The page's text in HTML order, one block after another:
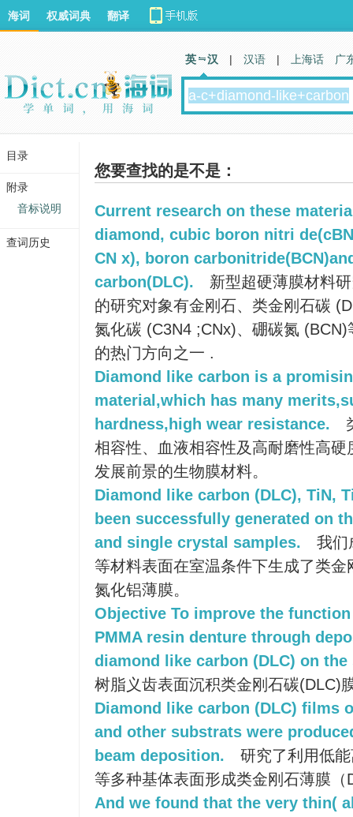
您要查找的是不是：
Current research on these
diamond, cubic boron nitri
CN x), boron
carbon(DLC).
新型超硬薄膜材料
的研究对象有金刚石、类金刚石碳
氮化碳 (C3N4 ;CNx)、硼碳氮
的热门方向之一 .
Diamond like carbon is a
material,which has many
hardness,high wear resistance.
相容性、血液相容性及高耐磨性高
发展前景的生物膜材料。
Diamond like carbon (DLC), TiN,
been successfully generated on
and single crystal samples.
我们
等材料表面在室温条件下生成了类
氮化铝薄膜。
Objective To improve the
PMMA resin denture through
diamond like carbon (DLC) on the
树脂义齿表面沉积类金刚石碳(DLC)
Diamond like carbon (DLC) films
and other substrats were
beam deposition.
研究了利用低
等多种基体表面形成类金刚石薄膜（
And we found that the very thin(
海词 权威词典 翻译
英 汉 | 汉语 | 上海话 广
目录
附录
音标说明
查词历史